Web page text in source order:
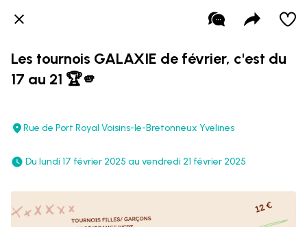
Les tournois GALAXIE de février, c'est du
17 au 21 🏆🫵
Rue de Port Royal Voisins-le-Bretonneux Yvelines
Du lundi 17 février 2025 au vendredi 21 février 2025